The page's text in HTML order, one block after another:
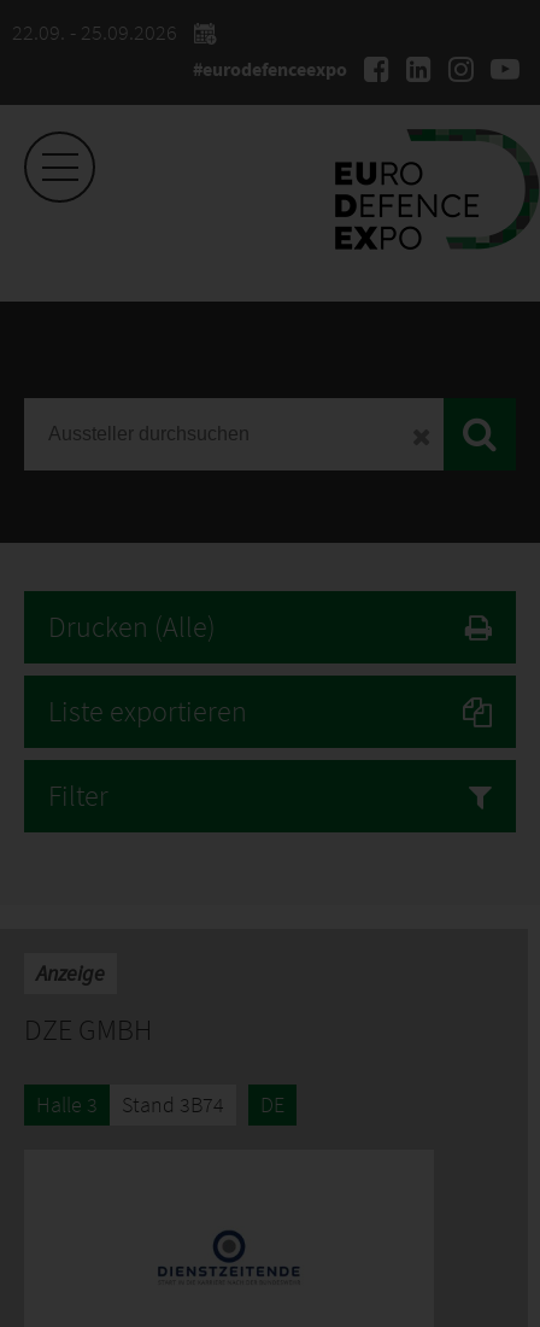
22.09. - 25.09.2026
#eurodefenceexpo
Anzeige
DZE GMBH
Halle 3 Stand 3B74 DE
Drucken (Alle)
Liste exportieren
Filter